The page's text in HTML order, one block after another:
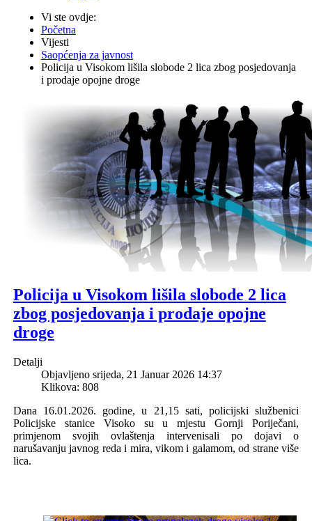
Vi ste ovdje:
Početna
Vijesti
Saopćenja za javnost
Policija u Visokom lišila slobode 2 lica zbog posjedovanja
i prodaje opojne droge
Policija u Visokom lišila slobode 2 lica
zbog posjedovanja i prodaje opojne
droge
Detalji
Objavljeno srijeda, 21 Januar 2026 14:37
Klikova: 808
Dana 16.01.2026. godine, u 21,15 sati, policijski službenici
Policijske stanice Visoko su u mjestu Gornji Poriječani,
primjenom svojih ovlaštenja intervenisali po dojavi o
narušavanju javnog reda i mira, vikom i galamom, od strane više
lica.